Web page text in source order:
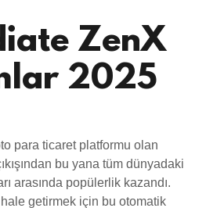
ZenX
2025
para ticaret platformu olan
bu yana tüm dünyadaki
arasında popülerlik kazandı.
getirmek için bu otomatik